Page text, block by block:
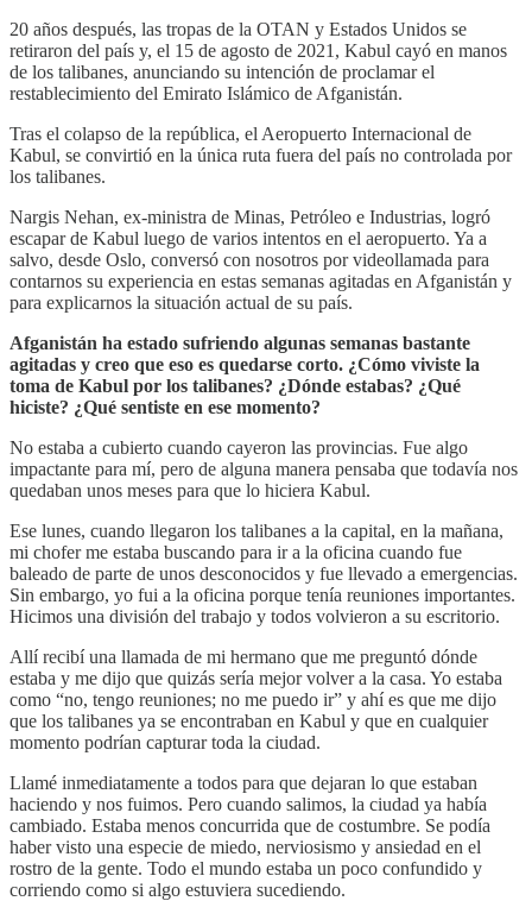
20 años después, las tropas de la OTAN y Estados Unidos se
retiraron del país y, el 15 de agosto de 2021, Kabul cayó en manos
de los talibanes, anunciando su intención de proclamar el
restablecimiento del Emirato Islámico de Afganistán.
Tras el colapso de la república, el Aeropuerto Internacional de
Kabul, se convirtió en la única ruta fuera del país no controlada por
los talibanes.
Nargis Nehan, ex-ministra de Minas, Petróleo e Industrias, logró
escapar de Kabul luego de varios intentos en el aeropuerto. Ya a
salvo, desde Oslo, conversó con nosotros por videollamada para
contarnos su experiencia en estas semanas agitadas en Afganistán y
para explicarnos la situación actual de su país.
Afganistán ha estado sufriendo algunas semanas bastante
agitadas y creo que eso es quedarse corto. ¿Cómo viviste la
toma de Kabul por los talibanes? ¿Dónde estabas? ¿Qué
hiciste? ¿Qué sentiste en ese momento?
No estaba a cubierto cuando cayeron las provincias. Fue algo
impactante para mí, pero de alguna manera pensaba que todavía nos
quedaban unos meses para que lo hiciera Kabul.
Ese lunes, cuando llegaron los talibanes a la capital, en la mañana,
mi chofer me estaba buscando para ir a la oficina cuando fue
baleado de parte de unos desconocidos y fue llevado a emergencias.
Sin embargo, yo fui a la oficina porque tenía reuniones importantes.
Hicimos una división del trabajo y todos volvieron a su escritorio.
Allí recibí una llamada de mi hermano que me preguntó dónde
estaba y me dijo que quizás sería mejor volver a la casa. Yo estaba
como “no, tengo reuniones; no me puedo ir” y ahí es que me dijo
que los talibanes ya se encontraban en Kabul y que en cualquier
momento podrían capturar toda la ciudad.
Llamé inmediatamente a todos para que dejaran lo que estaban
haciendo y nos fuimos. Pero cuando salimos, la ciudad ya había
cambiado. Estaba menos concurrida que de costumbre. Se podía
haber visto una especie de miedo, nerviosismo y ansiedad en el
rostro de la gente. Todo el mundo estaba un poco confundido y
corriendo como si algo estuviera sucediendo.